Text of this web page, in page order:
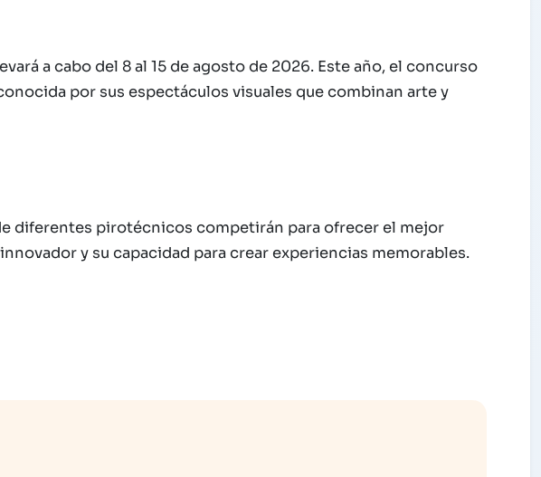
a cabo del 8 al 15 de agosto de 2026. Este año, el concurso
por sus espectáculos visuales que combinan arte y
diferentes pirotécnicos competirán para ofrecer el mejor
y su capacidad para crear experiencias memorables.